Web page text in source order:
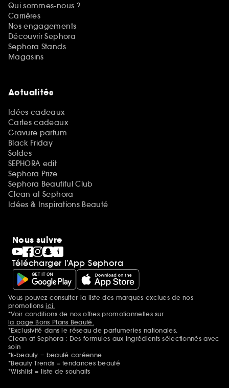
Qui sommes-nous ?
Carrières
Nos engagements
Découvrir Sephora
Sephora Stands
Magasins
Actualités
Idées cadeaux
Cartes cadeaux
Gravure parfum
Black Friday
Soldes
SEPHORA edit
Sephora Prize
Sephora Beautiful Club
Clean at Sephora
Idées & Inspirations Beauté
Nous suivre
Télécharger l’App Sephora
Mentions additionnelles
Vous pouvez consulter la liste des marques exclues de nos
promotionsici.
*Voir conditions de nos offres promotionnelles sur
la page Bons Plans Beauté.
*Exclusivité dans le réseau de parfumeries nationales.
Clean at Sephora : Des formules aux ingrédients sélectionnés avec
soin
*k-beauty = beauté coréenne
*Beauty Trends = tendances beauté
*Wishlist = liste de souhaits